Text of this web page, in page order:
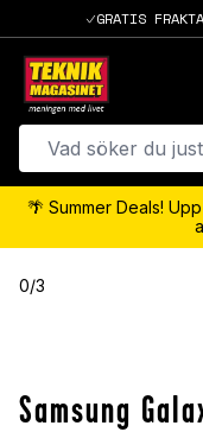
GRATIS
🌴 Summer Deals!
0/3
Samsung